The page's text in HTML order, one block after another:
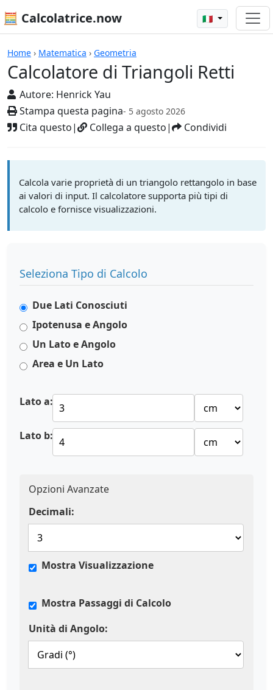
🧮 Calcolatrice.now 🇮🇹
Home › Matematica › Geometria
Calcolatore di Triangoli Retti
Autore: Henrick Yau
Stampa questa pagina- 5 agosto 2026
Cita questo| Collega a questo| Condividi
Calcolatrici
Calcola varie proprietà di un triangolo rettangolo in base
ai valori di input. Il calcolatore supporta più tipi di
calcolo e fornisce visualizzazioni.
Seleziona Tipo di Calcolo
Due Lati Conosciuti
Ipotenusa e Angolo
Un Lato e Angolo
Area e Un Lato
Lato a:
Lato b:
Opzioni Avanzate
Decimali:
Mostra Visualizzazione
Mostra Passaggi di Calcolo
Unità di Angolo: